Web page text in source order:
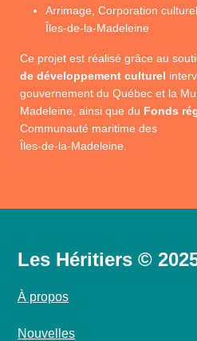
Arrimage, Corporation
Îles-de-la-Madeleine
Ce projet est réalisé grâce au
de développement culturel
gouvernement du Québec et la
Madeleine, ainsi que du Fonds
Communauté maritime des
Îles-de-la-Madeleine.
Les Héritiers ©
À propos
Nouvelles